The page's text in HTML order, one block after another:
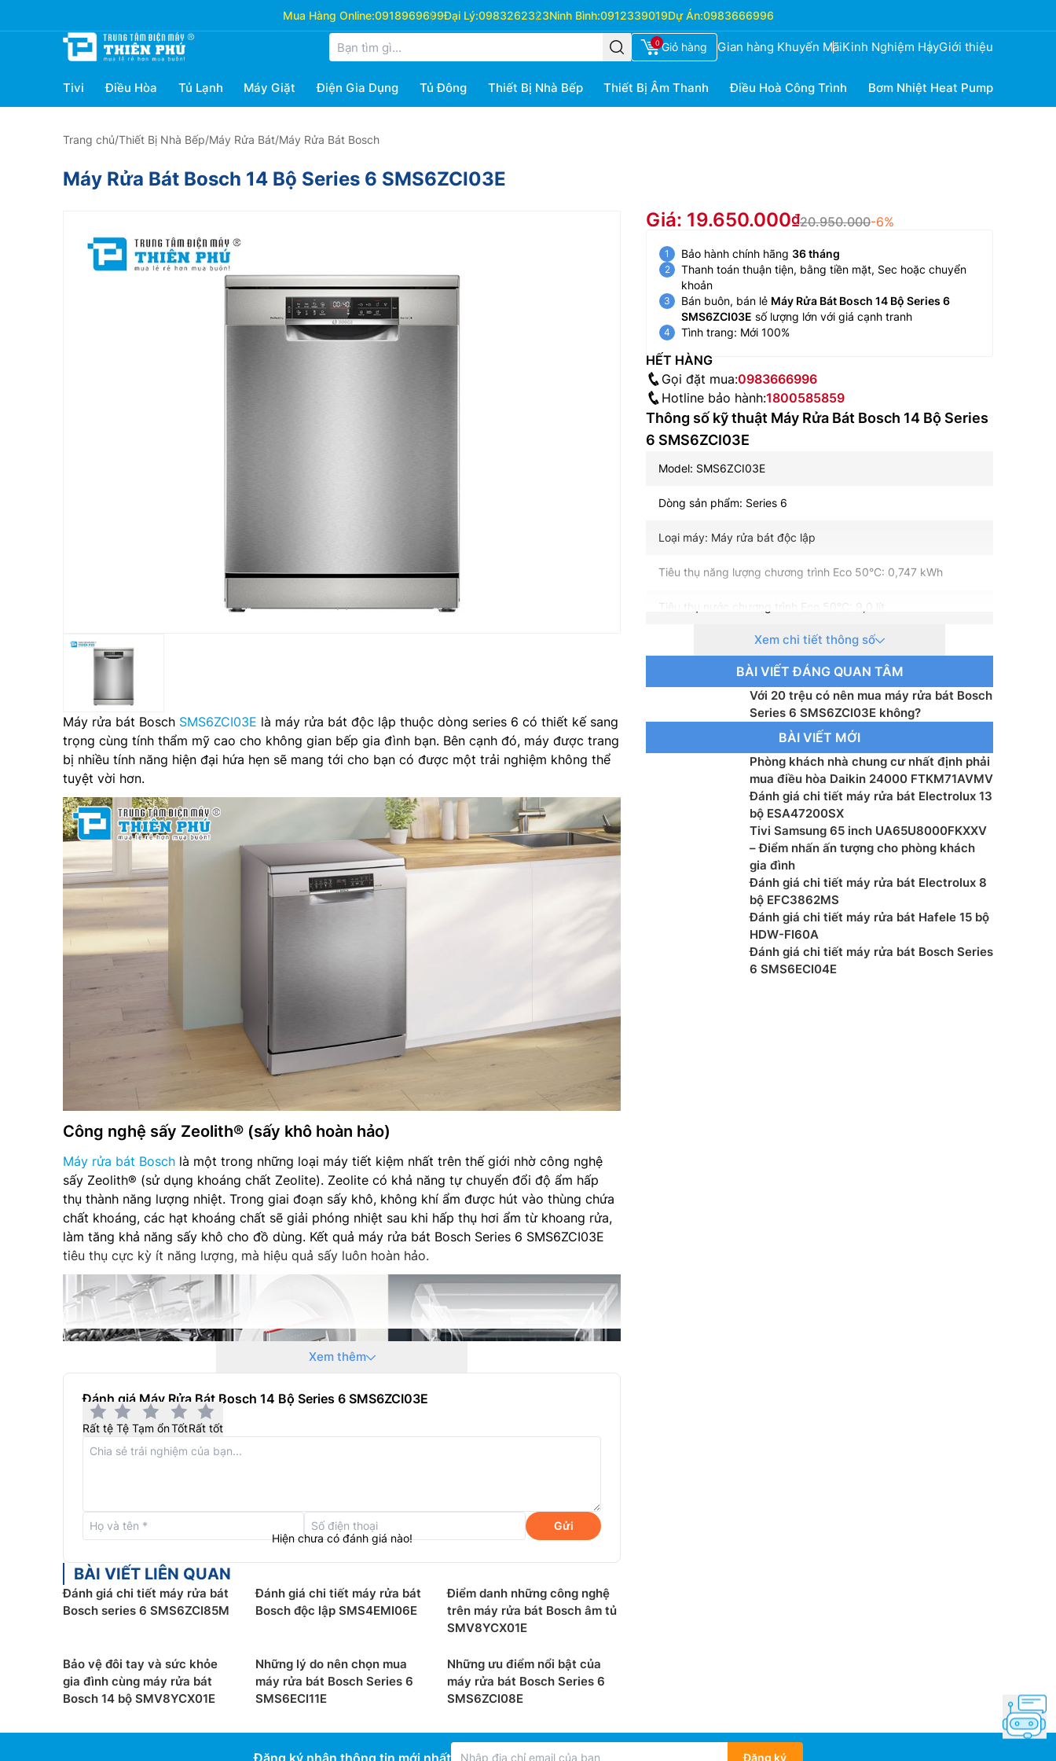
Mua Hàng Online:0918969699Đại Lý:0983262323Ninh Bình:0912339019Dự Án:0983666996
0 Giỏ hàng Gian hàng Khuyến MãiKinh Nghiệm HayGiới thiệu
Tivi Điều Hòa Tủ Lạnh Máy Giặt Điện Gia Dụng Tủ Đông Thiết Bị Nhà Bếp Thiết Bị Âm Thanh Điều Hoà Công Trình Bơm Nhiệt Heat Pump
Trang chủ/Thiết Bị Nhà Bếp/Máy Rửa Bát/Máy Rửa Bát Bosch
Máy Rửa Bát Bosch 14 Bộ Series 6 SMS6ZCI03E
Máy rửa bát Bosch SMS6ZCI03E là máy rửa bát độc lập thuộc dòng series 6 có thiết kế sang
trọng cùng tính thẩm mỹ cao cho không gian bếp gia đình bạn. Bên cạnh đó, máy được trang
bị nhiều tính năng hiện đại hứa hẹn sẽ mang tới cho bạn có được một trải nghiệm không thể
tuyệt vời hơn.
Công nghệ sấy Zeolith® (sấy khô hoàn hảo)
Máy rửa bát Bosch là một trong những loại máy tiết kiệm nhất trên thế giới nhờ công nghệ
sấy Zeolith® (sử dụng khoáng chất Zeolite). Zeolite có khả năng tự chuyển đổi độ ẩm hấp
thụ thành năng lượng nhiệt. Trong giai đoạn sấy khô, không khí ẩm được hút vào thùng chứa
chất khoáng, các hạt khoáng chất sẽ giải phóng nhiệt sau khi hấp thụ hơi ẩm từ khoang rửa,
làm tăng khả năng sấy khô cho đồ dùng. Kết quả máy rửa bát Bosch Series 6 SMS6ZCI03E
tiêu thụ cực kỳ ít năng lượng, mà hiệu quả sấy luôn hoàn hảo.
Giàn Max Flex Pro
dụng không gian tốt hơn. Thiết kế giàn VarioFlex Pro của Bosch có giàn thứ 3 riêng biệt để
xếp dao, kéo, thìa hay dia của bạn một cách khoa học. Thiết kế mặt bên của giàn có thể hạ
thấp được xuống để xếp cốc nhỏ, bát nhỏ. Các điểm tiếp xúc màu đỏ và các nút màu đỏ
Xem thêm
Đánh giá Máy Rửa Bát Bosch 14 Bộ Series 6 SMS6ZCI03E
Rất tệ Tệ Tạm ổnTốtRất tốt
Gửi
Hiện chưa có đánh giá nào!
BÀI VIẾT LIÊN QUAN
Đánh giá chi tiết máy rửa bát
Bosch series 6 SMS6ZCI85M
Đánh giá chi tiết máy rửa bát
Bosch độc lập SMS4EMI06E
Điểm danh những công nghệ
trên máy rửa bát Bosch âm tủ
SMV8YCX01E
Bảo vệ đôi tay và sức khỏe
gia đình cùng máy rửa bát
Bosch 14 bộ SMV8YCX01E
Những lý do nên chọn mua
máy rửa bát Bosch Series 6
SMS6ECI11E
Những ưu điểm nổi bật của
máy rửa bát Bosch Series 6
SMS6ZCI08E
Giá: 19.650.000 20.950.000-6%
Bảo hành chính hãng 36 tháng
Thanh toán thuận tiện, bằng tiền mặt, Sec hoặc chuyển
khoản
Bán buôn, bán lẻ Máy Rửa Bát Bosch 14 Bộ Series 6
SMS6ZCI03E số lượng lớn với giá cạnh tranh
Tình trang: Mới 100%
HẾT HÀNG
Gọi đặt mua:0983666996
Hotline bảo hành:1800585859
Thông số kỹ thuật Máy Rửa Bát Bosch 14 Bộ Series
6 SMS6ZCI03E
Model: SMS6ZCI03E
Dòng sản phẩm: Series 6
Loại máy: Máy rửa bát độc lập
Tiêu thụ năng lượng chương trình Eco 50°C: 0,747 kWh
Tiêu thụ nước chương trình Eco 50°C: 9,0 lít
Số chén bát rửa được: 14 bộ Châu Âu
Chương trình rửa: 8 chương trình
Chương trình tăng cường: 5 chương trình
Công nghệ sấy: Trao đổi nhiệt, sấy zeolith
Home connect: Có
Điện áp: 220 – 240V/50 – 60Hz
Kích thước sản phẩm(RxCxS): 845 x 600 x 600 mm
Kích thước hộc tủ(RxCxS): –
Trọng lượng: 60,5 kg
Xem chi tiết thông số
BÀI VIẾT ĐÁNG QUAN TÂM
Với 20 trệu có nên mua máy rửa bát Bosch
Series 6 SMS6ZCI03E không?
BÀI VIẾT MỚI
Phòng khách nhà chung cư nhất định phải
mua điều hòa Daikin 24000 FTKM71AVMV
Đánh giá chi tiết máy rửa bát Electrolux 13
bộ ESA47200SX
Tivi Samsung 65 inch UA65U8000FKXXV
– Điểm nhấn ấn tượng cho phòng khách
gia đình
Đánh giá chi tiết máy rửa bát Electrolux 8
bộ EFC3862MS
Đánh giá chi tiết máy rửa bát Hafele 15 bộ
HDW-FI60A
Đánh giá chi tiết máy rửa bát Bosch Series
6 SMS6ECI04E
Đăng ký nhận thông tin mới nhất Đăng ký